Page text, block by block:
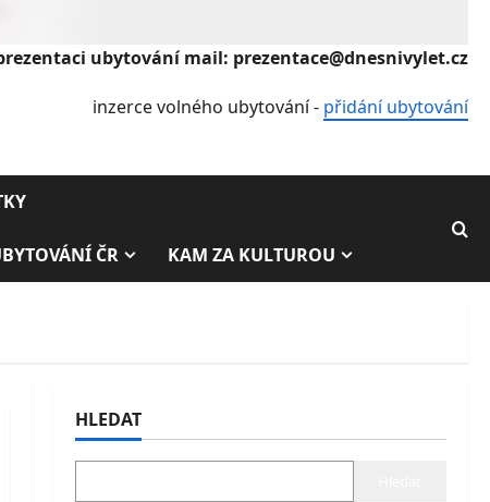
ubytování mail: prezentace@dnesnivylet.cz
inzerce volného ubytování - přidání ubytování
ČR KAM ZA KULTUROU
HLEDAT